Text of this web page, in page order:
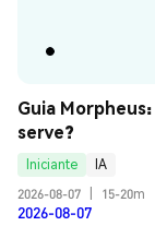
Guia
serve?
Iniciante
IA
2026-08-07
15-20m
2026-08-07